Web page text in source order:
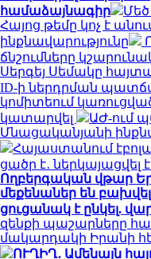
համաձայնագիր
Հայոց թեմը կոչ է
ինքնավարությունը
ճնշումները
Սերգեյ Սեմակը
ID-ի ներդրման
կոմիտեում
կատարվել
ԱԺ-ում
Մնացականյանի
Հայաստանում
ցածր է․
Ողբերգական վթար
մեքենաներ են
ցուցանակ է ընկել.
զենքի պաշարները
մակարդակի Իրանի
ՈՒՂԻՂ․ Ամենայն